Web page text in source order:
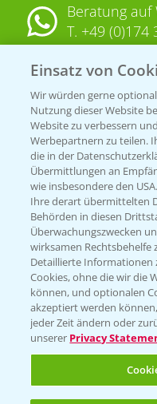
Beratung auf
T. +49 (0)174
KONTAKT
Hilfe in
T.+49
Einsatz von
Wir würden gerne
Nutzung dieser Website
Website zu verbessern
Werbepartnern zu teilen.
die in der
Übermittlungen an
wie insbesondere den
Ihre derart übermittelten
Behörden in diesen
Überwachungszwecken
wirksamen Rechtsbehelfe
Detaillierte
Cookies, ohne die wir die
können, und optionalen
akzeptiert werden
jeder Zeit ändern oder
unserer Privacy